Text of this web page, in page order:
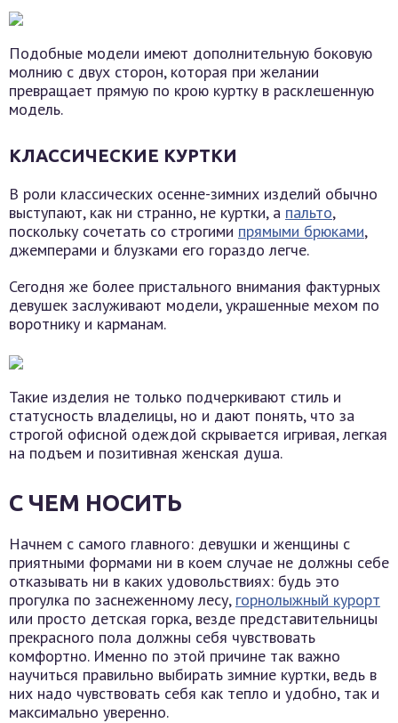
Подобные модели имеют дополнительную боковую
молнию с двух сторон, которая при желании
превращает прямую по крою куртку в расклешенную
модель.
КЛАССИЧЕСКИЕ КУРТКИ
В роли классических осенне-зимних изделий обычно
выступают, как ни странно, не куртки, а пальто,
поскольку сочетать со строгими прямыми брюками,
джемперами и блузками его гораздо легче.
Сегодня же более пристального внимания фактурных
девушек заслуживают модели, украшенные мехом по
воротнику и карманам.
Такие изделия не только подчеркивают стиль и
статусность владелицы, но и дают понять, что за
строгой офисной одеждой скрывается игривая, легкая
на подъем и позитивная женская душа.
С ЧЕМ НОСИТЬ
Начнем с самого главного: девушки и женщины с
приятными формами ни в коем случае не должны себе
отказывать ни в каких удовольствиях: будь это
прогулка по заснеженному лесу, горнолыжный курорт
или просто детская горка, везде представительницы
прекрасного пола должны себя чувствовать
комфортно. Именно по этой причине так важно
научиться правильно выбирать зимние куртки, ведь в
них надо чувствовать себя как тепло и удобно, так и
максимально уверенно.